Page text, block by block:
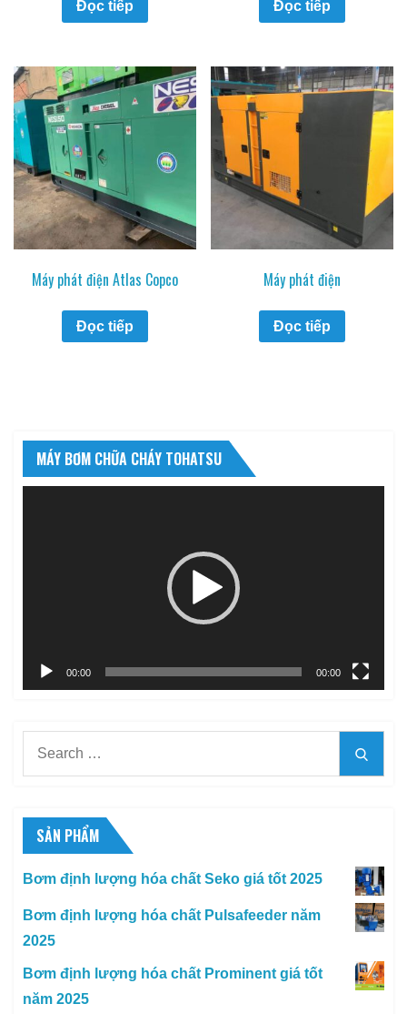
Đọc tiếp Đọc tiếp
Máy phát điện Atlas Copco
Đọc tiếp
Máy phát điện
Đọc tiếp
MÁY BƠM CHỮA CHÁY TOHATSU
00:00 00:00
SẢN PHẨM
Bơm định lượng hóa chất Seko giá tốt 2025
Bơm định lượng hóa chất Pulsafeeder năm
2025
Bơm định lượng hóa chất Prominent giá tốt
năm 2025